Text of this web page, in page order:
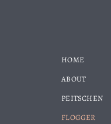
HOME
ABOUT
PEITSCHEN
FLOGGER